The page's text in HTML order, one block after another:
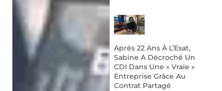
Après 22 Ans À L’Esat,
Sabine A Décroché Un
CDI Dans Une « Vraie »
Entreprise Grâce Au
Contrat Partagé